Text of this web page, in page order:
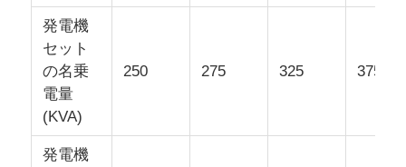
発電機
セット
の名乗
電量
(KVA)
250 275 325 375
発電機